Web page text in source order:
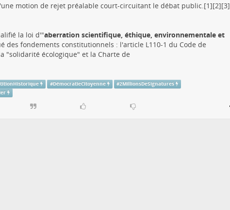
motion de rejet préalable court-circuitant le débat public.[1][2][3]
la loi d'"aberration scientifique, éthique, environnementale et
des fondements constitutionnels : l'article L110-1 du Code de
"solidarité écologique" et la Charte de
#DémocratieCitoyenne #2MillionsDeSignatures